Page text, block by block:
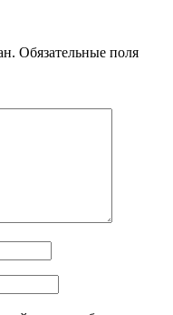
Обязательные поля